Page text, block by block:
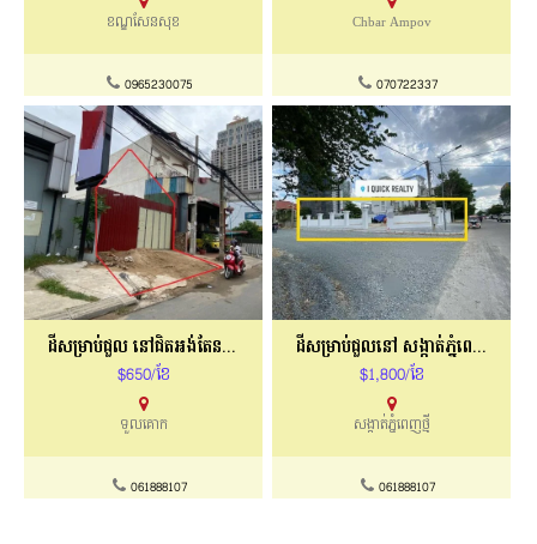
ខណ្ឌសែនសុខ
0965230075
Chbar Ampov
070722337
ដីសម្រាប់ជួល នៅជិតអង់តែនទួលគោក
$650/ខែ
ទួលគោក
061888107
ដីសម្រាប់ជួលនៅ សង្កាត់ភ្នំពេញថ្មី
$1,800/ខែ
សង្កាត់ភ្នំពេញថ្មី
061888107